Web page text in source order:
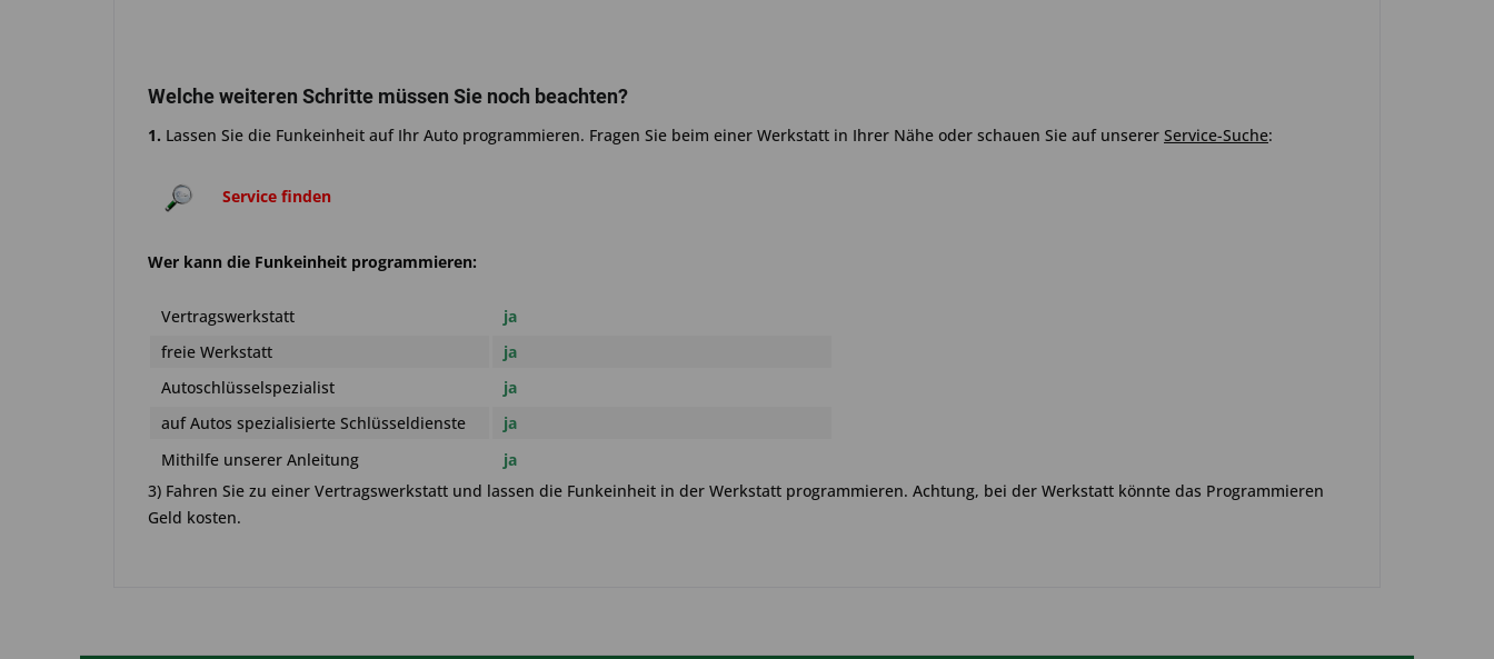
Welche weiteren Schritte müssen Sie noch beachten?
1. Lassen Sie die Funkeinheit auf Ihr Auto programmieren. Fragen Sie beim einer Werkstatt in Ihrer Nähe oder schauen Sie auf unserer Service-Suche:
Service finden
Wer kann die Funkeinheit programmieren:
Vertragswerkstatt
ja
freie Werkstatt
ja
Autoschlüsselspezialist
ja
auf Autos spezialisierte Schlüsseldienste
ja
Mithilfe unserer Anleitung
ja
3) Fahren Sie zu einer Vertragswerkstatt und lassen die Funkeinheit in der Werkstatt programmieren. Achtung, bei der Werkstatt könnte das Programmieren
Geld kosten.